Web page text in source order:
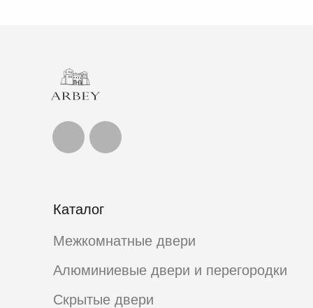
Каталог
Межкомнатные двери
Алюминиевые двери и перегородки
Скрытые двери